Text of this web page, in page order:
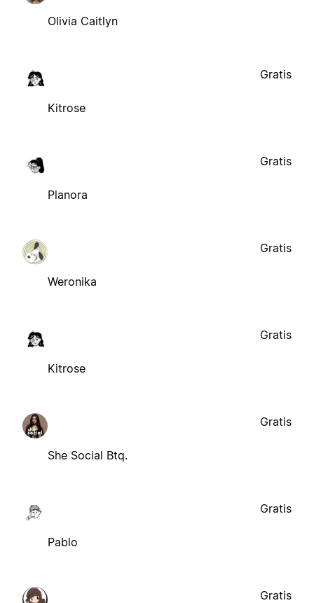
Olivia Caitlyn
Kitrose
Gratis
Planora
Gratis
Weronika
Gratis
Kitrose
Gratis
She Social Btq.
Gratis
Pablo
Gratis
Gratis